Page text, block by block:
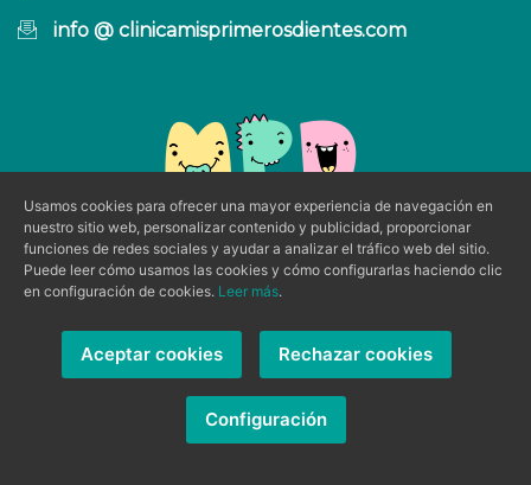
info @ clinicamisprimerosdientes.com
Usamos cookies para ofrecer una mayor experiencia de navegación en
nuestro sitio web, personalizar contenido y publicidad, proporcionar
funciones de redes sociales y ayudar a analizar el tráfico web del sitio.
Puede leer cómo usamos las cookies y cómo configurarlas haciendo clic
en configuración de cookies. Leer más.
Aceptar cookies Rechazar cookies
Configuración